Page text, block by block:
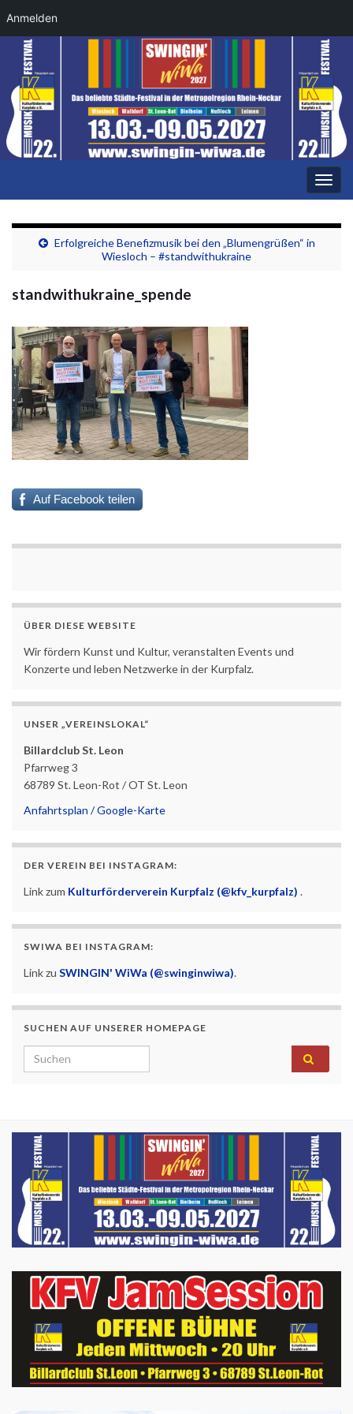
Anmelden
Erfolgreiche Benefizmusik bei den „Blumengrüßen“ in
Wiesloch – #standwithukraine
standwithukraine_spende
Auf Facebook teilen
ÜBER DIESE WEBSITE
Wir fördern Kunst und Kultur, veranstalten Events und
Konzerte und leben Netzwerke in der Kurpfalz.
UNSER „VEREINSLOKAL“
Billardclub St. Leon
Pfarrweg 3
68789 St. Leon-Rot / OT St. Leon
Anfahrtsplan / Google-Karte
DER VEREIN BEI INSTAGRAM:
Link zum Kulturförderverein Kurpfalz (@kfv_kurpfalz) .
SWIWA BEI INSTAGRAM:
Link zu SWINGIN' WiWa (@swinginwiwa).
SUCHEN AUF UNSERER HOMEPAGE
Search for: